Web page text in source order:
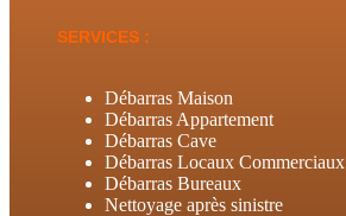
SERVICES :
Débarras Maison
Débarras Appartement
Débarras Cave
Débarras Locaux Commerciaux
Débarras Bureaux
Nettoyage après sinistre